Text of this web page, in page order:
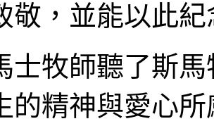
敬，並能以此
師聽了斯馬
的精神與愛心